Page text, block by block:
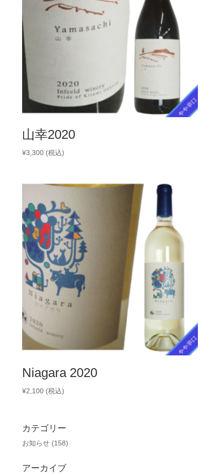
山幸2020
¥3,300 (税込)
Niagara 2020
¥2,100 (税込)
カテゴリー
お知らせ(158)
アーカイブ